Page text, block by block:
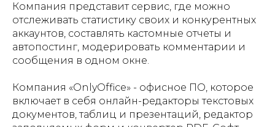
Компания представит сервис, где можно
отслеживать статистику своих и конкурентных
аккаунтов, составлять кастомные отчеты и
автопостинг, модерировать комментарии и
сообщения в одном окне.
Компания «OnlyOffice» - офисное ПО, которое
включает в себя онлайн-редакторы текстовых
документов, таблиц и презентаций, редактор